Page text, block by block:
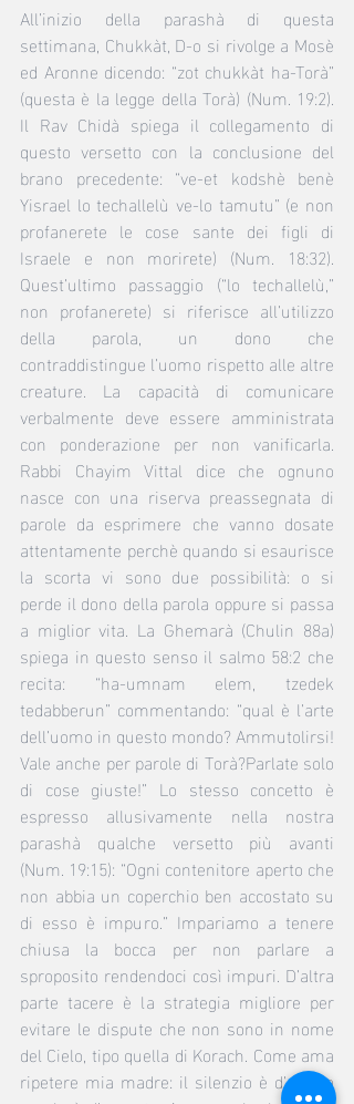
All’inizio della parashà di questa
settimana, Chukkàt, D-o si rivolge a Mosè
ed Aronne dicendo: “zot chukkàt ha-Torà”
(questa è la legge della Torà) (Num. 19:2).
Il Rav Chidà spiega il collegamento di
questo versetto con la conclusione del
brano precedente: “ve-et kodshè benè
Yisrael lo techallelù ve-lo tamutu” (e non
profanerete le cose sante dei figli di
Israele e non morirete) (Num. 18:32).
Quest’ultimo passaggio (“lo techallelù,”
non profanerete) si riferisce all’utilizzo
della parola, un dono che
contraddistingue l’uomo rispetto alle altre
creature. La capacità di comunicare
verbalmente deve essere amministrata
con ponderazione per non vanificarla.
Rabbi Chayim Vittal dice che ognuno
nasce con una riserva preassegnata di
parole da esprimere che vanno dosate
attentamente perchè quando si esaurisce
la scorta vi sono due possibilità: o si
perde il dono della parola oppure si passa
a miglior vita. La Ghemarà (Chulin 88a)
spiega in questo senso il salmo 58:2 che
recita: “ha-umnam elem, tzedek
tedabberun” commentando: “qual è l’arte
dell’uomo in questo mondo? Ammutolirsi!
Vale anche per parole di Torà?Parlate solo
di cose giuste!” Lo stesso concetto è
espresso allusivamente nella nostra
parashà qualche versetto più avanti
(Num. 19:15): “Ogni contenitore aperto che
non abbia un coperchio ben accostato su
di esso è impuro.” Impariamo a tenere
chiusa la bocca per non parlare a
sproposito rendendoci così impuri. D’altra
parte tacere è la strategia migliore per
evitare le dispute che non sono in nome
del Cielo, tipo quella di Korach. Come ama
ripetere mia madre: il silenzio è d’oro, la